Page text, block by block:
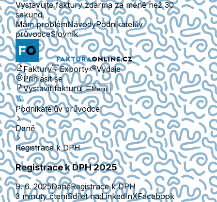
Vystavujte faktury zdarma za méně než 30
sekund.
Mám problémNávodyPodnikatelův
průvodceSlovník
Faktury Exporty
Výdaje
Přihlásit se
Vystavit fakturu
Menu
Podnikatelův průvodce
Daně
Registrace k DPH
Registrace k DPH 2025
9. 6. 2025DaněRegistrace k DPH
3 minuty čteníSdílet na:LinkedInXFacebook